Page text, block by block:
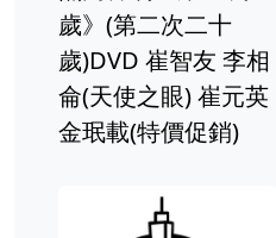
歲》(第二次二十
歲)DVD 崔智友 李相
侖(天使之眼) 崔元英
金珉載(特價促銷)